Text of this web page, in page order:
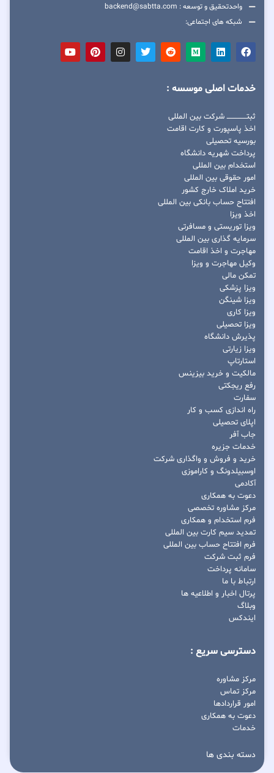
واحدتحقیق و توسعه : backend@sabtta.com
شبکه های اجتماعی:
خدمات اصلی موسسه :
ثبتــــــــــــــــ شرکت بین المللی
اخذ پاسپورت و کارت اقامت
بورسیه تحصیلی
پرداخت شهریه دانشگاه
استخدام بین المللی
امور حقوقی بین المللی
خرید املاک خارج کشور
افتتاح حساب بانکی بین المللی
اخذ ویزا
ویزا توریستی و مسافرتی
سرمایه گذاری بین المللی
مهاجرت و اخذ اقامت
وکیل مهاجرت و ویزا
تمکن مالی
ویزا پزشکی
ویزا شینگن
ویزا کاری
ویزا تحصیلی
پذیرش دانشگاه
ویزا زیارتی
استارتاپ
مالکیت و خرید بیزینس
رفع ریجکتی
سفارت
راه اندازی کسب و کار
اپلای تحصیلی
جاب آفر
خدمات جزیره
خرید و فروش و واگذاری شرکت
اوسبیلدونگ و کاراموزی
آکادمی
دعوت به همکاری
مرکز مشاوره تخصصی
فرم استخدام و همکاری
تمدید سیم کارت بین المللی
فرم افتتاح حساب بین المللی
فرم ثبت شرکت
سامانه پرداخت
ارتباط با ما
پرتال اخبار و اطلاعیه ها
وبلاگ
ایندکس
دسترسی سریع :
مرکز مشاوره
مرکز تماس
امور قراردادها
دعوت به همکاری
خدمات
دسته بندی ها